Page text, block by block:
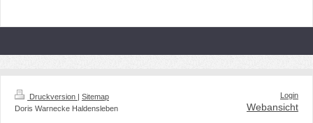
Druckversion
Sitemap
Doris Warnecke Haldensleben
Login
Webansicht